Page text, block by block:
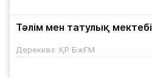
Тәлім мен татулық мектебі
Дереккөз: ҚР БжҒМ